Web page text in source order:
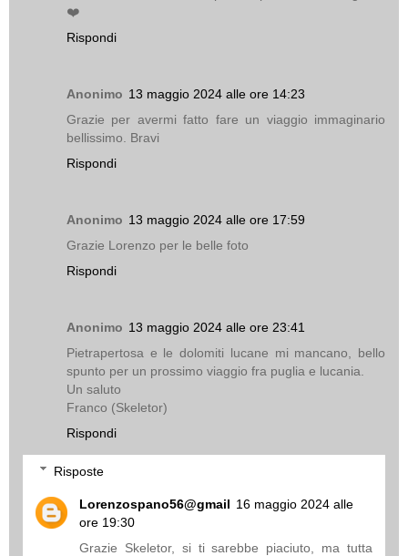
❤️
Rispondi
Anonimo 13 maggio 2024 alle ore 14:23
Grazie per avermi fatto fare un viaggio immaginario
bellissimo. Bravi
Rispondi
Anonimo 13 maggio 2024 alle ore 17:59
Grazie Lorenzo per le belle foto
Rispondi
Anonimo 13 maggio 2024 alle ore 23:41
Pietrapertosa e le dolomiti lucane mi mancano, bello
spunto per un prossimo viaggio fra puglia e lucania.
Un saluto
Franco (Skeletor)
Rispondi
Risposte
Lorenzospano56@gmail 16 maggio 2024 alle
ore 19:30
Grazie Skeletor, si ti sarebbe piaciuto, ma tutta